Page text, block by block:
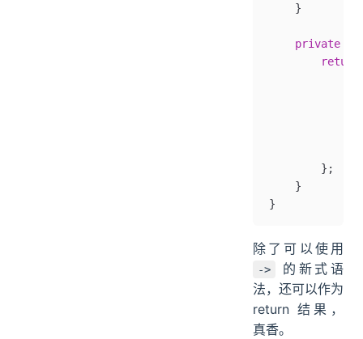
    }
    private
        return
        };
    }
}
除了可以使用
->
的新式语
法，还可以作为
return 结果，
真香。